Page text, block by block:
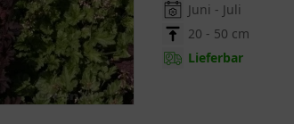
Juni - Juli
20 - 50 cm
Lieferbar